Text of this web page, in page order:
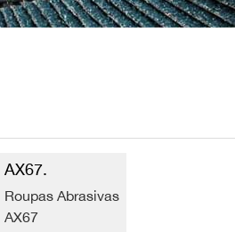
AX67.
Roupas Abrasivas
AX67